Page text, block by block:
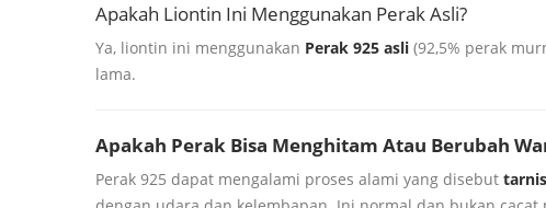
Apakah Liontin Ini Menggunakan Perak Asli?
Ya, liontin ini menggunakan Perak 925 asli (92,5% perak
lama.
Apakah Perak Bisa Menghitam Atau Berubah
Perak 925 dapat mengalami proses alami yang disebut